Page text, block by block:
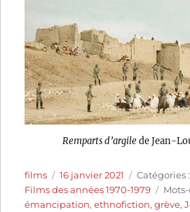
Remparts d’argilede Jean-
Auteur
films
Publié
le
16 janvier 2021 Catégories
Catégories
Films des années 1970-1979
émancipation,ethnofiction,grève,